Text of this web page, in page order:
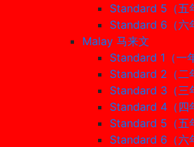
Standard 5（五
Standard 6（六
Malay 马来文
Standard 1（一
Standard 2（二
Standard 3（三
Standard 4（四
Standard 5（五
Standard 6（六